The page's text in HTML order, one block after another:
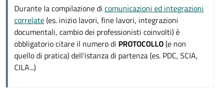
Durante la compilazione di comunicazioni ed integrazioni
correlate(es. inizio lavori, fine lavori, integrazioni
documentali, cambio dei professionisti coinvolti) è
obbligatorio citare il numero di PROTOCOLLO(e non
quello di pratica) dell'istanza di partenza (es. PDC, SCIA,
CILA...)